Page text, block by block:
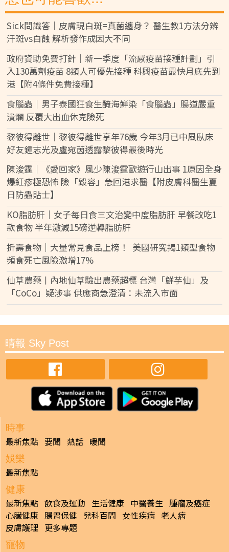
Sick問識答｜皮膚現白斑=真菌纏身？ 醫生教1方法分辨
汗斑vs白蝕 解析發作成因大不同
政府資助免費打針｜新一季度「流感疫苗接種計劃」引
入130萬劑疫苗 8類人可優先接種 科興疫苗最快月底先到
港【附4條件免費接種】
食腦蟲｜男子泰國狂食生醃海鮮染「食腦蟲」腸道嚴重
潰爛 反覆大出血休克險死
黎彼得離世｜黎彼得離世享年76歲 今年3月已中風臥床
好友鍾志光及盧宛茵透露黎彼得最後時光
陳浚霆｜《愛回家》風少陳浚霆歐遊行山出事 1原因全身
爆紅疹極恐怖 險「毀容」急回港求醫【附皮膚科醫生夏
日防蟲貼士】
KO脂肪肝｜女子每日食三文治變中度脂肪肝 早餐改吃1
款食物 半年激減15磅逆轉脂肪肝
折壽食物｜大量常見食品上榜！ 美國研究揭1類型食物
頻食死亡風險激增17%
仙草農藥丨內地仙草驗出農藥超標 台灣「鮮芋仙」及
「CoCo」疑涉事 供應商急澄清：未流入市面
晴報 Sky Post
時事
最新焦點 要聞 熱話 暖聞
娛樂
最新焦點
健康
最新焦點 飲食及運動 生活健康 中醫養生 腫瘤及癌症
心臟健康 腸胃保健 兒科百問 女性疾病 老人病
皮膚護理 更多專題
寵物